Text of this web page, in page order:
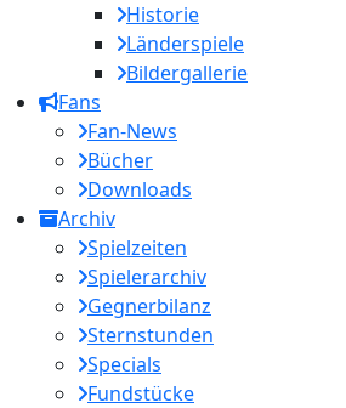
Historie
Länderspiele
Bildergallerie
Fans
Fan-News
Bücher
Downloads
Archiv
Spielzeiten
Spielerarchiv
Gegnerbilanz
Sternstunden
Specials
Fundstücke